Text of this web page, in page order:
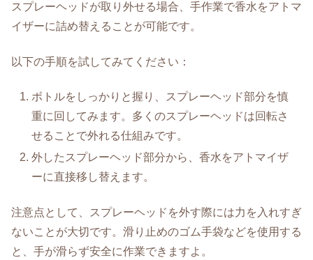
スプレーヘッドが取り外せる場合、手作業で香水をアトマ
イザーに詰め替えることが可能です。
以下の手順を試してみてください：
ボトルをしっかりと握り、スプレーヘッド部分を慎
重に回してみます。多くのスプレーヘッドは回転さ
せることで外れる仕組みです。
外したスプレーヘッド部分から、香水をアトマイザ
ーに直接移し替えます。
注意点として、スプレーヘッドを外す際には力を入れすぎ
ないことが大切です。滑り止めのゴム手袋などを使用する
と、手が滑らず安全に作業できますよ。